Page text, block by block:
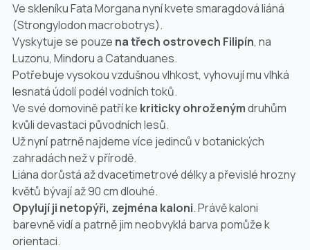
Ve skleníku Fata Morgana nyní kvete smaragdová liáná
(Strongylodon macrobotrys).
Vyskytuje se pouze na třech ostrovech Filipín, na
Luzonu, Mindoru a Catanduanes.
Potřebuje vysokou vzdušnou vlhkost, vyhovují mu vlhká
lesnatá údolí podél vodních toků.
Ve své domovině patří ke kriticky ohroženýmdruhům
kvůli devastaci původních lesů.
Už nyní patrně najdeme více jedinců v botanických
zahradách než v přírodě.
Liána dorůstá až dvacetimetrové délky a převislé hrozny
květů bývají až 90 cm dlouhé.
Opylují ji netopýři, zejména kaloni. Právě kaloni
barevně vidí a patrně jim neobvyklá barva pomůže k
orientaci.